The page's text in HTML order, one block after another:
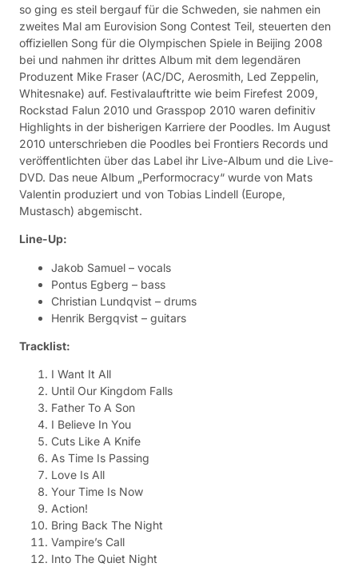
so ging es steil bergauf für die Schweden, sie nahmen ein
zweites Mal am Eurovision Song Contest Teil, steuerten den
offiziellen Song für die Olympischen Spiele in Beijing 2008
bei und nahmen ihr drittes Album mit dem legendären
Produzent Mike Fraser (AC/DC, Aerosmith, Led Zeppelin,
Whitesnake) auf. Festivalauftritte wie beim Firefest 2009,
Rockstad Falun 2010 und Grasspop 2010 waren definitiv
Highlights in der bisherigen Karriere der Poodles. Im August
2010 unterschrieben die Poodles bei Frontiers Records und
veröffentlichten über das Label ihr Live-Album und die Live-
DVD. Das neue Album „Performocracy“ wurde von Mats
Valentin produziert und von Tobias Lindell (Europe,
Mustasch) abgemischt.
Line-Up:
Jakob Samuel – vocals
Pontus Egberg – bass
Christian Lundqvist – drums
Henrik Bergqvist – guitars
Tracklist:
I Want It All
Until Our Kingdom Falls
Father To A Son
I Believe In You
Cuts Like A Knife
As Time Is Passing
Love Is All
Your Time Is Now
Action!
Bring Back The Night
Vampire’s Call
Into The Quiet Night